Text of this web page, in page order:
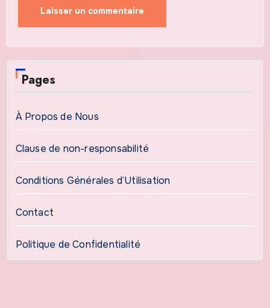
Pages
À Propos de Nous
Clause de non-responsabilité
Conditions Générales d’Utilisation
Contact
Politique de Confidentialité